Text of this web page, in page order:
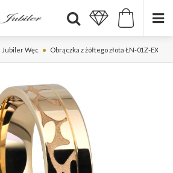
Jubiler Węc Obrączka z żółtego złota ŁN-01Z-